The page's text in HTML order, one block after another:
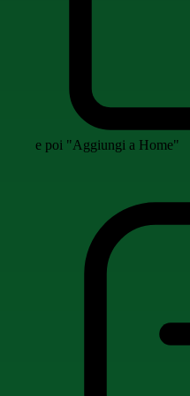
e poi "Aggiungi a Home"